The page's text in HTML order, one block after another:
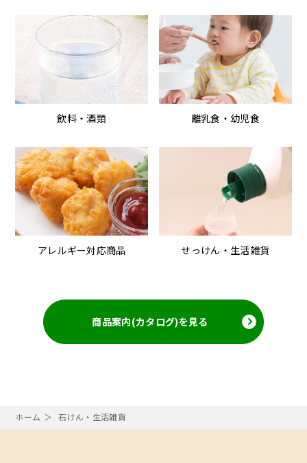
飲料・酒類 離乳食・幼児食
アレルギー対応商品 せっけん・生活雑貨
商品案内(カタログ)を見る
ホーム 石けん・生活雑貨